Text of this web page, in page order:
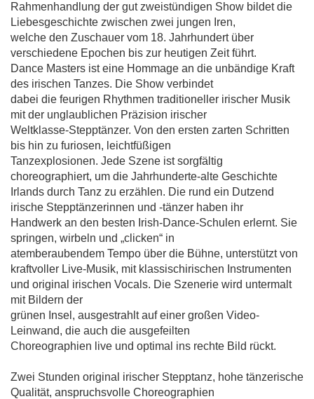
Rahmenhandlung der gut zweistündigen Show bildet die
Liebesgeschichte zwischen zwei jungen Iren,
welche den Zuschauer vom 18. Jahrhundert über
verschiedene Epochen bis zur heutigen Zeit führt.
Dance Masters ist eine Hommage an die unbändige Kraft
des irischen Tanzes. Die Show verbindet
dabei die feurigen Rhythmen traditioneller irischer Musik
mit der unglaublichen Präzision irischer
Weltklasse-Stepptänzer. Von den ersten zarten Schritten
bis hin zu furiosen, leichtfüßigen
Tanzexplosionen. Jede Szene ist sorgfältig
choreographiert, um die Jahrhunderte-alte Geschichte
Irlands durch Tanz zu erzählen. Die rund ein Dutzend
irische Stepptänzerinnen und -tänzer haben ihr
Handwerk an den besten Irish-Dance-Schulen erlernt. Sie
springen, wirbeln und „clicken“ in
atemberaubendem Tempo über die Bühne, unterstützt von
kraftvoller Live-Musik, mit klassischirischen Instrumenten
und original irischen Vocals. Die Szenerie wird untermalt
mit Bildern der
grünen Insel, ausgestrahlt auf einer großen Video-
Leinwand, die auch die ausgefeilten
Choreographien live und optimal ins rechte Bild rückt.
Zwei Stunden original irischer Stepptanz, hohe tänzerische
Qualität, anspruchsvolle Choreographien